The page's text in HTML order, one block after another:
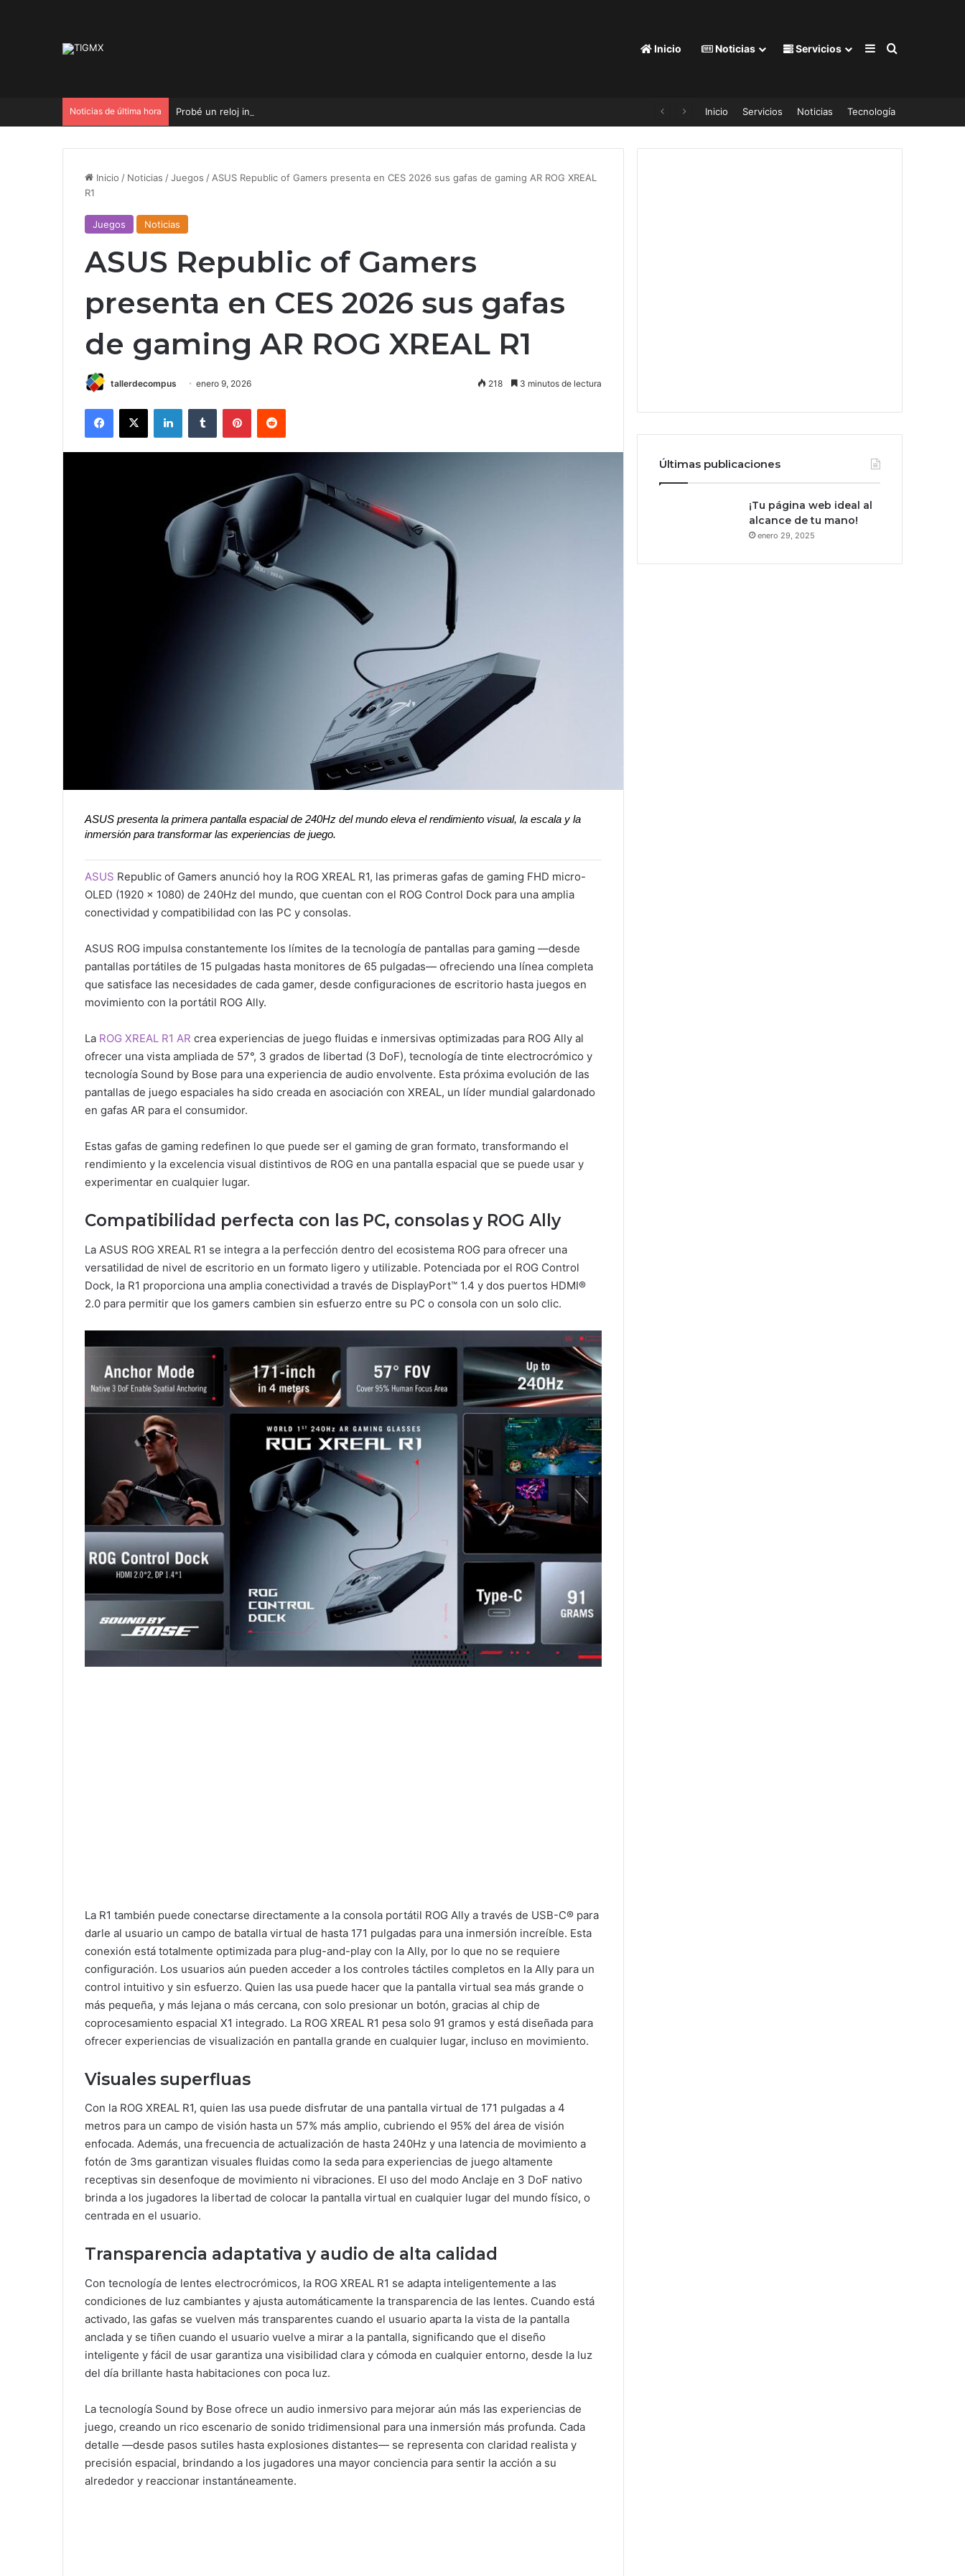
Inicio Noticias Servicios Barra lateral
Buscar por
Noticias de última hora Probé un reloj inteligente para niños de 30 dólares. Los hackers tomaron el control Inicio Servicios Noticias Tecnología
Inicio / Noticias /Juegos / ASUS Republic of Gamers presenta en CES 2026 sus gafas de gaming AR ROG XREAL
R1
Juegos Noticias
ASUS Republic of Gamers
presenta en CES 2026 sus gafas
de gaming AR ROG XREAL R1
tallerdecompus enero 9, 2026 218 3 minutos de lectura
ASUS presenta la primera pantalla espacial de 240Hz del mundo eleva el rendimiento visual, la escala y la
inmersión para transformar las experiencias de juego.
ASUS Republic of Gamers anunció hoy la ROG XREAL R1, las primeras gafas de gaming FHD micro-
OLED (1920 x 1080) de 240Hz del mundo, que cuentan con el ROG Control Dock para una amplia
conectividad y compatibilidad con las PC y consolas.
ASUS ROG impulsa constantemente los límites de la tecnología de pantallas para gaming —desde
pantallas portátiles de 15 pulgadas hasta monitores de 65 pulgadas— ofreciendo una línea completa
que satisface las necesidades de cada gamer, desde configuraciones de escritorio hasta juegos en
movimiento con la portátil ROG Ally.
La ROG XREAL R1 AR crea experiencias de juego fluidas e inmersivas optimizadas para ROG Ally al
ofrecer una vista ampliada de 57°, 3 grados de libertad (3 DoF), tecnología de tinte electrocrómico y
tecnología Sound by Bose para una experiencia de audio envolvente. Esta próxima evolución de las
pantallas de juego espaciales ha sido creada en asociación con XREAL, un líder mundial galardonado
en gafas AR para el consumidor.
Estas gafas de gaming redefinen lo que puede ser el gaming de gran formato, transformando el
rendimiento y la excelencia visual distintivos de ROG en una pantalla espacial que se puede usar y
experimentar en cualquier lugar.
Compatibilidad perfecta con las PC, consolas y ROG Ally
La ASUS ROG XREAL R1 se integra a la perfección dentro del ecosistema ROG para ofrecer una
versatilidad de nivel de escritorio en un formato ligero y utilizable. Potenciada por el ROG Control
Dock, la R1 proporciona una amplia conectividad a través de DisplayPort™ 1.4 y dos puertos HDMI®
2.0 para permitir que los gamers cambien sin esfuerzo entre su PC o consola con un solo clic.
La R1 también puede conectarse directamente a la consola portátil ROG Ally a través de USB-C® para
darle al usuario un campo de batalla virtual de hasta 171 pulgadas para una inmersión increíble. Esta
conexión está totalmente optimizada para plug-and-play con la Ally, por lo que no se requiere
configuración. Los usuarios aún pueden acceder a los controles táctiles completos en la Ally para un
control intuitivo y sin esfuerzo. Quien las usa puede hacer que la pantalla virtual sea más grande o
más pequeña, y más lejana o más cercana, con solo presionar un botón, gracias al chip de
coprocesamiento espacial X1 integrado. La ROG XREAL R1 pesa solo 91 gramos y está diseñada para
ofrecer experiencias de visualización en pantalla grande en cualquier lugar, incluso en movimiento.
Visuales superfluas
Con la ROG XREAL R1, quien las usa puede disfrutar de una pantalla virtual de 171 pulgadas a 4
metros para un campo de visión hasta un 57% más amplio, cubriendo el 95% del área de visión
enfocada. Además, una frecuencia de actualización de hasta 240Hz y una latencia de movimiento a
fotón de 3ms garantizan visuales fluidas como la seda para experiencias de juego altamente
receptivas sin desenfoque de movimiento ni vibraciones. El uso del modo Anclaje en 3 DoF nativo
brinda a los jugadores la libertad de colocar la pantalla virtual en cualquier lugar del mundo físico, o
centrada en el usuario.
Transparencia adaptativa y audio de alta calidad
Con tecnología de lentes electrocrómicos, la ROG XREAL R1 se adapta inteligentemente a las
condiciones de luz cambiantes y ajusta automáticamente la transparencia de las lentes. Cuando está
activado, las gafas se vuelven más transparentes cuando el usuario aparta la vista de la pantalla
anclada y se tiñen cuando el usuario vuelve a mirar a la pantalla, significando que el diseño
inteligente y fácil de usar garantiza una visibilidad clara y cómoda en cualquier entorno, desde la luz
del día brillante hasta habitaciones con poca luz.
La tecnología Sound by Bose ofrece un audio inmersivo para mejorar aún más las experiencias de
juego, creando un rico escenario de sonido tridimensional para una inmersión más profunda. Cada
detalle —desde pasos sutiles hasta explosiones distantes— se representa con claridad realista y
precisión espacial, brindando a los jugadores una mayor conciencia para sentir la acción a su
alrededor y reaccionar instantáneamente.
Últimas publicaciones
¡Tu página web ideal al
alcance de tu mano!
enero 29, 2025